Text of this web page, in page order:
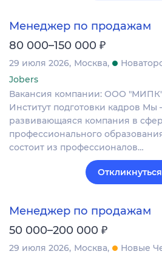
Менеджер по продажам
80 000–150 000 ₽
29 июля 2026 Москва
Jobers
Вакансия компании: ООО
Институт подготовки кадров
развивающаяся компания в
профессионального
состоит из профессионалов…
Откликнуться
Менеджер по продажам
50 000–200 000 ₽
29 июля 2026 Москва
Новые